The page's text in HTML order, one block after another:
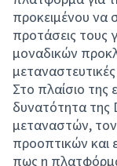
προκειμένου να
προτάσεις τους
μοναδικών
Στο πλαίσιο της
δυνατότητα της
μεταναστών,
προοπτικών και
πως η